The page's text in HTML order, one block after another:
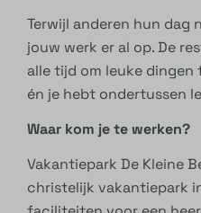
Terwijl anderen hun dag
jouw werk er al op. De
alle tijd om leuke dingen
én je hebt ondertussen
Waar kom je te werken?
Vakantiepark De Kleine
christelijk vakantiepark